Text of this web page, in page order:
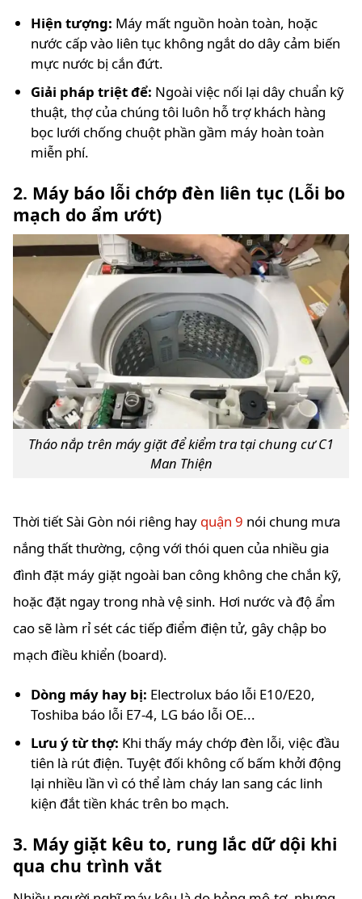
Hiện tượng: Máy mất nguồn hoàn toàn, hoặc
nước cấp vào liên tục không ngắt do dây cảm biến
mực nước bị cắn đứt.
Giải pháp triệt để: Ngoài việc nối lại dây chuẩn kỹ
thuật, thợ của chúng tôi luôn hỗ trợ khách hàng
bọc lưới chống chuột phần gầm máy hoàn toàn
miễn phí.
2. Máy báo lỗi chớp đèn liên tục (Lỗi bo
mạch do ẩm ướt)
Tháo nắp trên máy giặt để kiểm tra tại chung cư C1
Man Thiện
Thời tiết Sài Gòn nói riêng hay quận 9 nói chung mưa
nắng thất thường, cộng với thói quen của nhiều gia
đình đặt máy giặt ngoài ban công không che chắn kỹ,
hoặc đặt ngay trong nhà vệ sinh. Hơi nước và độ ẩm
cao sẽ làm rỉ sét các tiếp điểm điện tử, gây chập bo
mạch điều khiển (board).
Dòng máy hay bị: Electrolux báo lỗi E10/E20,
Toshiba báo lỗi E7-4, LG báo lỗi OE...
Lưu ý từ thợ: Khi thấy máy chớp đèn lỗi, việc đầu
tiên là rút điện. Tuyệt đối không cố bấm khởi động
lại nhiều lần vì có thể làm cháy lan sang các linh
kiện đắt tiền khác trên bo mạch.
3. Máy giặt kêu to, rung lắc dữ dội khi
qua chu trình vắt